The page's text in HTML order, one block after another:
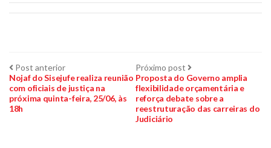
Navegação
de
Post
Post anteriorPost
anterior:
Nojaf do Sisejufe realiza reunião
com oficiais de justiça na
próxima quinta-feira, 25/06, às
18h
Próximo post Próximo
post:
Proposta do Governo amplia
flexibilidade orçamentária e
reforça debate sobre a
reestruturação das carreiras do
Judiciário